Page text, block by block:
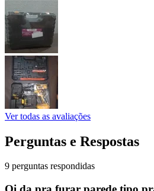
Ver todas as avaliações
Perguntas e Respostas
9 perguntas respondidas